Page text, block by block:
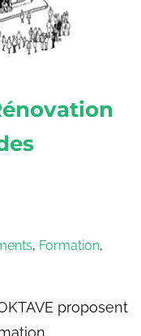
, Formation,
proposent